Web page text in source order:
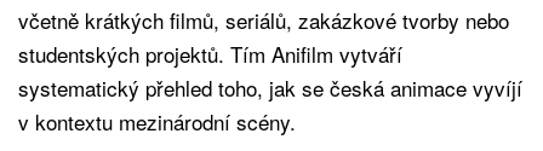
včetně krátkých filmů, seriálů, zakázkové tvorby nebo
studentských projektů. Tím Anifilm vytváří
systematický přehled toho, jak se česká animace vyvíjí
v kontextu mezinárodní scény.